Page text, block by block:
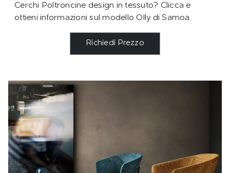
Cerchi Poltroncine design in tessuto? Clicca e
ottieni informazioni sul modello Olly di Samoa.
Richiedi Prezzo